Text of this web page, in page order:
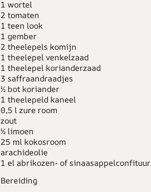
1 wortel
2 tomaten
1 teen look
1 gember
2 theelepels komijn
1 theelepel venkelzaad
1 theelepel korianderzaad
3 saffraandraadjes
½ bot koriander
1 theelepeld kaneel
0,5 l zure room
zout
½ limoen
25 ml kokosroom
arachideolie
1 el abrikozen- of sinaasappelconfituur
Bereiding